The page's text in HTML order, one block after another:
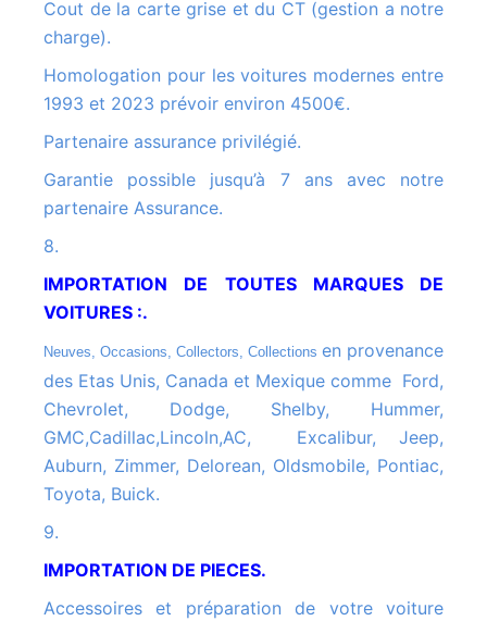
Cout de la carte grise et du CT (gestion a notre
charge).
Homologation pour les voitures modernes entre
1993 et 2023 prévoir environ 4500€.
Partenaire assurance privilégié.
Garantie possible jusqu’à 7 ans avec notre
partenaire Assurance.
8.
IMPORTATION DE TOUTES MARQUES DE
VOITURES :.
Neuves, Occasions, Collectors, Collections en provenance
des Etas Unis, Canada et Mexique comme Ford,
Chevrolet, Dodge, Shelby, Hummer,
GMC,Cadillac,Lincoln,AC, Excalibur, Jeep,
Auburn, Zimmer, Delorean, Oldsmobile, Pontiac,
Toyota, Buick.
9.
IMPORTATION DE PIECES.
Accessoires et préparation de votre voiture